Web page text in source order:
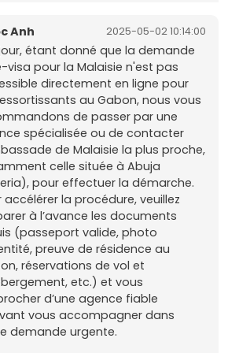
Anh 2025-05-02 10:14:00
étant donné que la demande
visa pour la Malaisie n'est pas
directement en ligne pour
au Gabon, nous vous
de passer par une
spécialisée ou de contacter
de Malaisie la plus proche,
celle située à Abuja
pour effectuer la démarche.
accélérer la procédure, veuillez
à l’avance les documents
(passeport valide, photo
preuve de résidence au
réservations de vol et
etc.) et vous
d’une agence fiable
vous accompagner dans
demande urgente.